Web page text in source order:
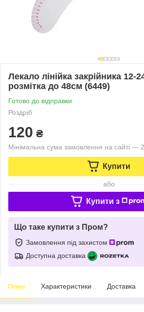
Лекало лінійка закрійника
розмітка до 48см (6449)
Готово до відправки
Роздріб
120 ₴
Мінімальна сума замовлення на сайті —
Купити
або
Купити з
Що таке купити з Пром?
Замовлення під захистом
Доступна доставка
Опис Характеристики Доставка